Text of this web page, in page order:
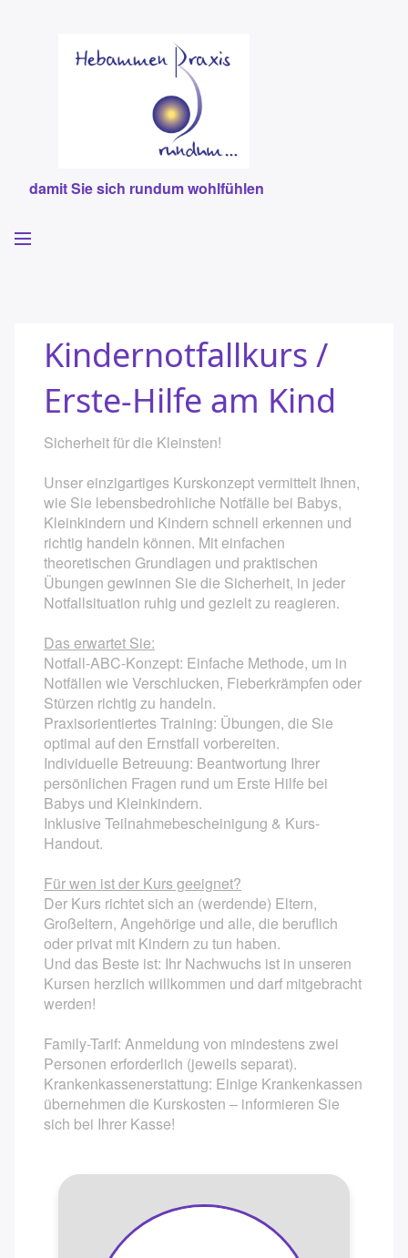
damit Sie sich rundum wohlfühlen
Leistungen
Team
Kurse in der Schwangerschaft
Yoga in der Schwangerschaft
Geburtsvorbereitung
Geburtsvorbereitung ab dem 2. Kind
Wochenendpaarkurs Geburtsvorbereitung
Hypnobirthing Kompaktkurs
Säuglingspflegekurs
Kindernotfallkurs / Erste-Hilfe am Kind
Kurse nach der Schwangerschaft
Rückbildungsgymnastik am Vormittag
Rückbildungsgymnastik am Abend
Mamafit / Training
Kangatraining ®
Gymnastik rund um den Rücken
Yoga Kurse am Abend
Babymassage
ElBa
BeBo® Kurs
Beckenbodengymnastik
Kindernotfallkurs /
Erste-Hilfe am Kind
Sicherheit für die Kleinsten!
Unser einzigartiges Kurskonzept vermittelt Ihnen,
wie Sie lebensbedrohliche Notfälle bei Babys,
Kleinkindern und Kindern schnell erkennen und
richtig handeln können. Mit einfachen
theoretischen Grundlagen und praktischen
Übungen gewinnen Sie die Sicherheit, in jeder
Notfallsituation ruhig und gezielt zu reagieren.
Das erwartet Sie:
Notfall-ABC-Konzept: Einfache Methode, um in
Notfällen wie Verschlucken, Fieberkrämpfen oder
Stürzen richtig zu handeln.
Praxisorientiertes Training: Übungen, die Sie
optimal auf den Ernstfall vorbereiten.
Individuelle Betreuung: Beantwortung Ihrer
persönlichen Fragen rund um Erste Hilfe bei
Babys und Kleinkindern.
Inklusive Teilnahmebescheinigung & Kurs-
Handout.
Für wen ist der Kurs geeignet?
Der Kurs richtet sich an (werdende) Eltern,
Großeltern, Angehörige und alle, die beruflich
oder privat mit Kindern zu tun haben.
Und das Beste ist: Ihr Nachwuchs ist in unseren
Kursen herzlich willkommen und darf mitgebracht
werden!
Family-Tarif: Anmeldung von mindestens zwei
Personen erforderlich (jeweils separat).
Krankenkassenerstattung: Einige Krankenkassen
übernehmen die Kurskosten – informieren Sie
sich bei Ihrer Kasse!